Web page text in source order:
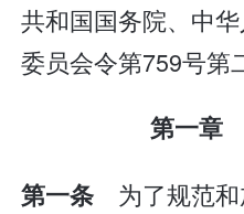
共和国国务院、中
委员会令第759号第
第一
第一条 为了规范和